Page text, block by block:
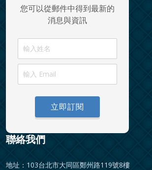
您可以從郵件中得到最新的
消息與資訊
立即訂閱
聯絡我們
地址：103台北市大同區鄭州路119號8樓